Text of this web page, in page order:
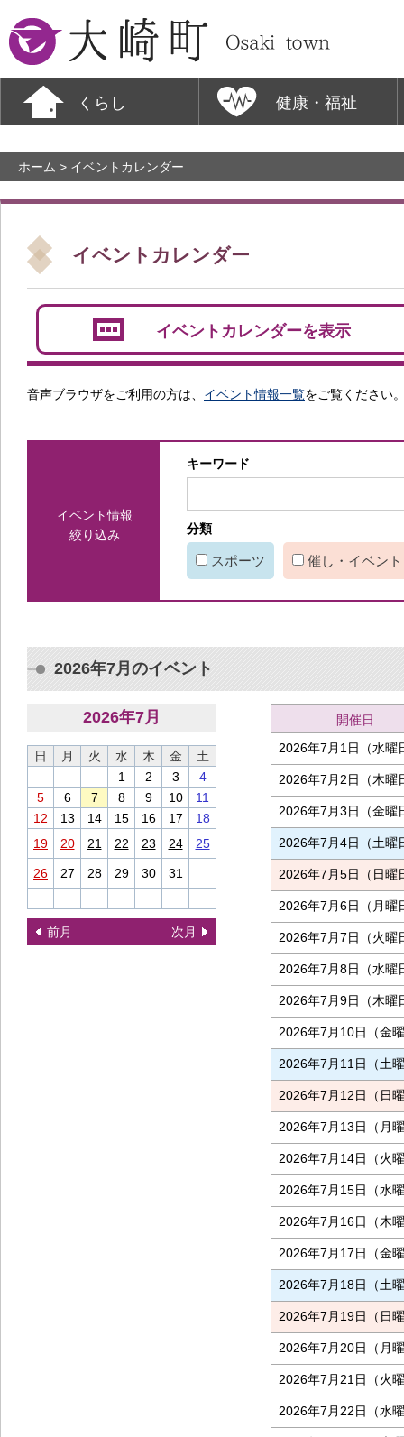
大崎町
くらし 健康・福祉
ホーム > イベントカレンダー
イベントカレンダー
イベントカレンダーを表示
音声ブラウザをご利用の方は、 イベント情報一覧をご覧ください
イベント情報
絞り込み
キーワード
分類
スポーツ 催し・イベント
2026年7月のイベント
2026年7月
日 月 火 水 木 金
土
1
2 3
4
5
6 7 8 9 10
11
12
13 14 15 16 17
18
19
20 21 22 23 24 25
26 27 28 29 30 31
前月 次月
開催日
2026年7月1日（水曜
2026年7月2日（木曜
2026年7月3日（金曜
2026年7月4日（土曜
2026年7月5日（日曜
2026年7月6日（月曜
2026年7月7日（火曜
2026年7月8日（水曜
2026年7月9日（木曜
2026年7月10日（金
2026年7月11日（土
2026年7月12日（日
2026年7月13日（月
2026年7月14日（火
2026年7月15日（水
2026年7月16日（木
2026年7月17日（金
2026年7月18日（土
2026年7月19日（日
2026年7月20日（月
2026年7月21日（火
2026年7月22日（水